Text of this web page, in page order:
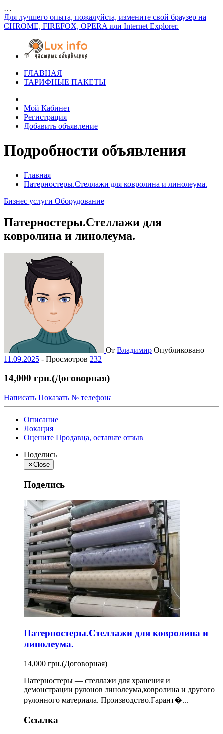
…
Для лучшего опыта, пожалуйста, измените свой браузер на
CHROME, FIREFOX, OPERA или Internet Explorer.
ГЛАВНАЯ
ТАРИФНЫЕ ПАКЕТЫ
Мой Кабинет
Регистрация
Добавить объявление
Подробности объявления
Главная
Патерностеры.Стеллажи для ковролина и линолеума.
Бизнес услуги Оборудование
Патерностеры.Стеллажи для
ковролина и линолеума.
От Владимир Опубликовано
11.09.2025 - Просмотров 232
14,000 грн.(Договорная)
Написать Показать № телефона
Описание
Локация
Оцените Продавца, оставьте отзыв
Поделись
✕Close
Поделись
Патерностеры.Стеллажи для ковролина и
линолеума.
14,000 грн.(Договорная)
Патерностеры — стеллажи для хранения и
демонстрации рулонов линолеума,ковролина и другого
рулонного материала. Производство.Гарант�...
Ссылка